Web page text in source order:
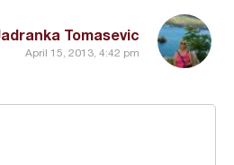
Tomasevic
April 15, 2013, 4:42 pm